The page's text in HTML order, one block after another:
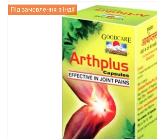
Під замовлення з Індії